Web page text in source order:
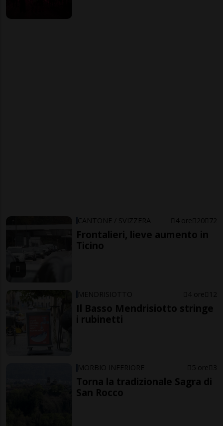
CANTONE / SVIZZERA 4 ore 20 72
Frontalieri, lieve aumento in
Ticino
MENDRISIOTTO 4 ore 12
Il Basso Mendrisiotto stringe
i rubinetti
MORBIO INFERIORE 5 ore 3
Torna la tradizionale Sagra di
San Rocco